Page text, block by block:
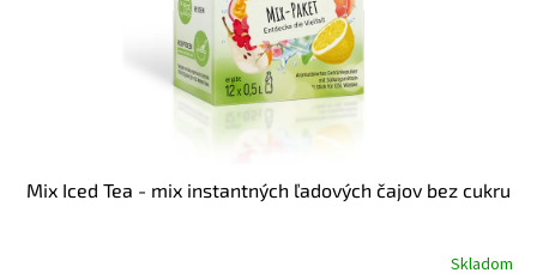
Mix Iced Tea - mix instantných ľadových čajov bez cukru
Skladom